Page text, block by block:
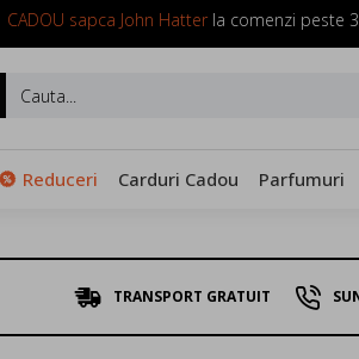
CADOU sapca John Hatterla comenzi peste
SUNA ACUM:
Reduceri Carduri Cadou Parfumuri
TRANSPORT GRATUIT